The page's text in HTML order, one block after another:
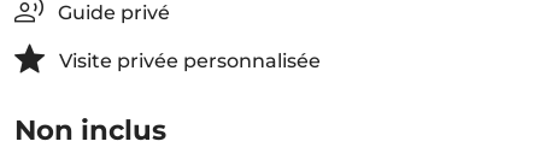
Guide privé
Visite privée personnalisée
Non inclus